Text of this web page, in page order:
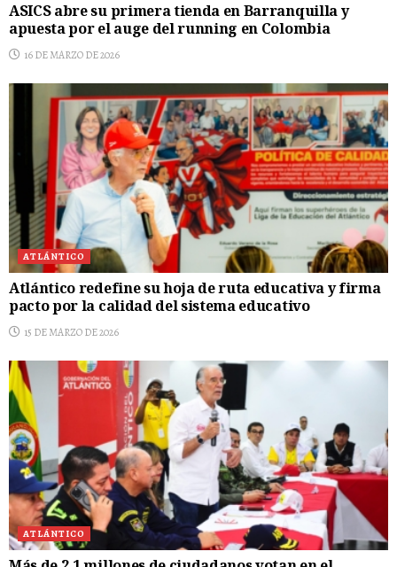
ASICS abre su primera tienda en Barranquilla y
apuesta por el auge del running en Colombia
16 DE MARZO DE 2026
ATLÁNTICO
Atlántico redefine su hoja de ruta educativa y firma
pacto por la calidad del sistema educativo
15 DE MARZO DE 2026
ATLÁNTICO